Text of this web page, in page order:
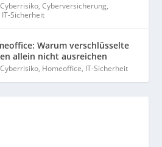
Cyberrisiko,Cyberversicherung,
IT-Sicherheit
Warum verschlüsselte
allein nicht ausreichen
Cyberrisiko, Homeoffice, IT-Sicherheit